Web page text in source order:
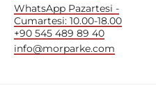
WhatsApp Pazartesi -
Cumartesi: 10.00-18.00
+90 545 489 89 40
info@morparke.com